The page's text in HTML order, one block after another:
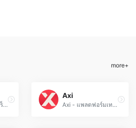
more+
TMGM - เทรดฟอเร็กซ์และ CFD ด้วยสเปรดต่ำ 杠杆 สูงถึง 1:1000 ผ่านโบรกเกอร์ที่ได้รับอนุญาตจาก ASIC
Axi
Axi - แพลตฟอร์มเทรดฟอเร็กซ์ที่ปลอดภัยด้วยการกำกับดูแลสองชั้น เปิดบริการซื้อขายสกุลเงิน คอมมอดิตี้ และคริปโต